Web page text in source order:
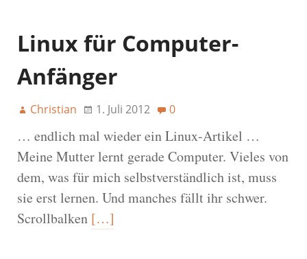
Linux für Computer-
Anfänger
Christian 1. Juli 2012 0
… endlich mal wieder ein Linux-Artikel …
Meine Mutter lernt gerade Computer. Vieles von
dem, was für mich selbstverständlich ist, muss
sie erst lernen. Und manches fällt ihr schwer.
Scrollbalken […]